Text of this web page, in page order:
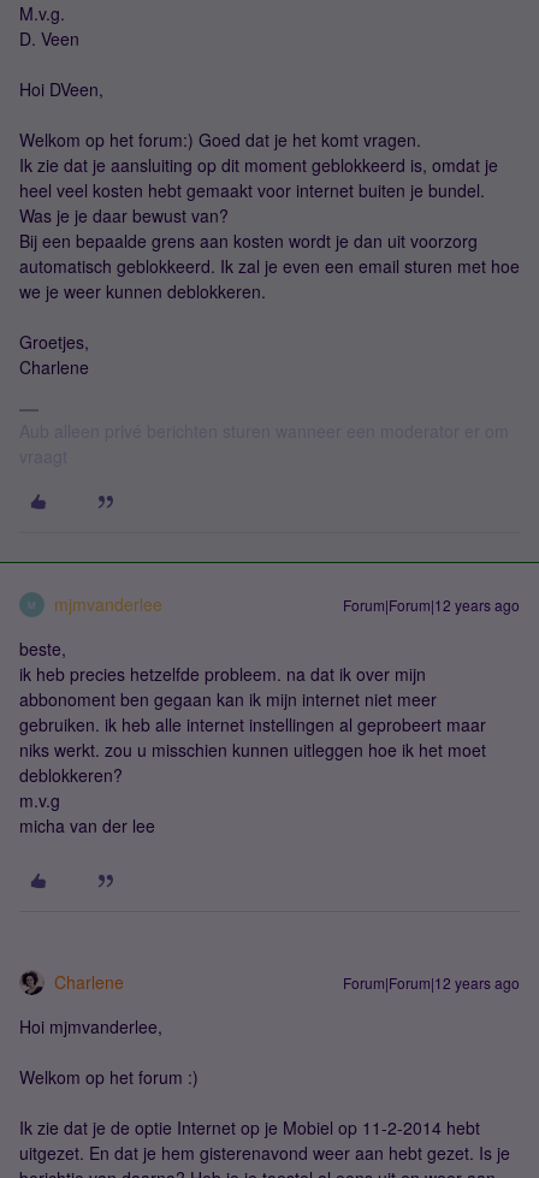
M.v.g.
D. Veen
Hoi DVeen,
Welkom op het forum:) Goed dat je het komt vragen.
Ik zie dat je aansluiting op dit moment geblokkeerd is, omdat je
heel veel kosten hebt gemaakt voor internet buiten je bundel.
Was je je daar bewust van?
Bij een bepaalde grens aan kosten wordt je dan uit voorzorg
automatisch geblokkeerd. Ik zal je even een email sturen met hoe
we je weer kunnen deblokkeren.
Groetjes,
Charlene
M mjmvanderlee Forum|Forum|12 years ago
beste,
ik heb precies hetzelfde probleem. na dat ik over mijn
abbonoment ben gegaan kan ik mijn internet niet meer
gebruiken. ik heb alle internet instellingen al geprobeert maar
niks werkt. zou u misschien kunnen uitleggen hoe ik het moet
deblokkeren?
m.v.g
micha van der lee
Charlene Forum|Forum|12 years ago
Hoi mjmvanderlee,
Welkom op het forum :)
Ik zie dat je de optie Internet op je Mobiel op 11-2-2014 hebt
uitgezet. En dat je hem gisterenavond weer aan hebt gezet. Is je